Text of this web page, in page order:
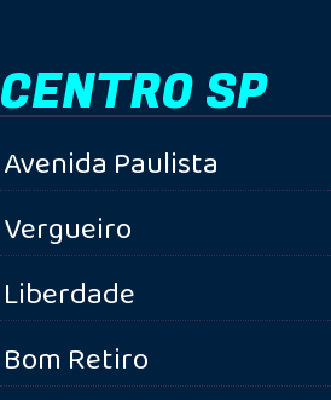
CENTRO SP
Avenida Paulista
Vergueiro
Liberdade
Bom Retiro